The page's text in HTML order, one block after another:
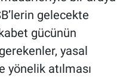
gelecekte
gücünün
yasal
atılması